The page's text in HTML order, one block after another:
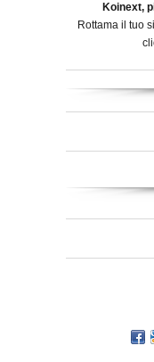
Koinext,
Rottama il tuo